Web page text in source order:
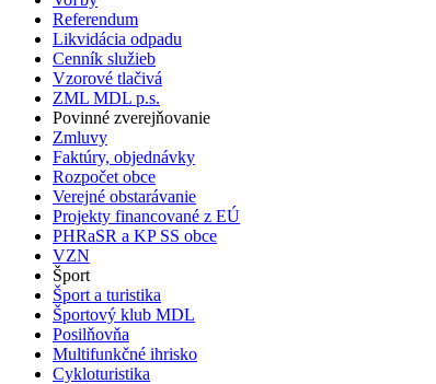
Referendum
Likvidácia odpadu
Cenník služieb
Vzorové tlačivá
ZML MDL p.s.
Povinné zverejňovanie
Zmluvy
Faktúry, objednávky
Rozpočet obce
Verejné obstarávanie
Projekty financované z EÚ
PHRaSR a KP SS obce
VZN
Šport
Šport a turistika
Športový klub MDL
Posilňovňa
Multifunkčné ihrisko
Cykloturistika